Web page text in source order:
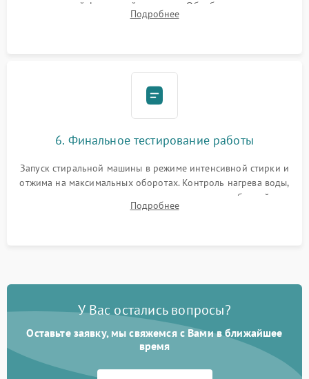
надежной фиксацией хомутами. Обработка стыков
герметиком для предотвращения возможных протечек воды.
Подробнее
6. Финальное тестирование работы
Запуск стиральной машины в режиме интенсивной стирки и
отжима на максимальных оборотах. Контроль нагрева воды,
корректности слива, отсутствия излишних вибраций,
посторонних стуков и протечек под корпусом.
Подробнее
У Вас остались вопросы?
Оставьте заявку, мы свяжемся с Вами в ближайшее
время